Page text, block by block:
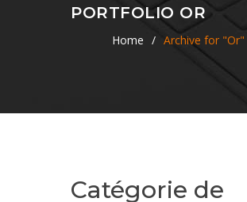
PORTFOLIO OR
Home / Archive for "Or"
Catégorie de